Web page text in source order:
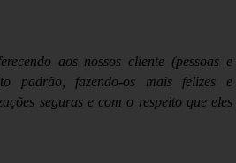
R$ 5,1 bilhões em fevereiro, diz
aos nossos cliente (pessoas e
padrão, fazendo-os mais felizes e
seguras e com o respeito que eles